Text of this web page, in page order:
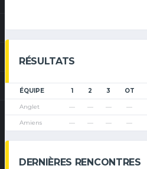
RÉSULTATS
ÉQUIPE 1 2 3 OT
Anglet — — — —
Amiens — — — —
DERNIÈRES RENCONTRES